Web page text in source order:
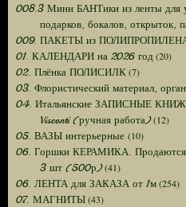
008.3 Мини БАНТики из ленты для
подарков, бокалов, открыток,
009. ПАКЕТЫ из
01. КАЛЕНДАРИ на 2026 год (20)
02. Плёнка ПОЛИСИЛК(7)
03. Флористический материал,
04. Итальянские ЗАПИСНЫЕ
Visconti (ручная работа)(12)
05. ВАЗЫ интерьерные (10)
06. Горшки КЕРАМИКА. Продаются
3 шт (500р)(41)
06. ЛЕНТА для ЗАКАЗА от 1м(254)
07. МАГНИТЫ(43)